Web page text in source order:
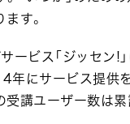
す。
ービス「ジッセン!
年にサービス提供
受講ユーザー数は